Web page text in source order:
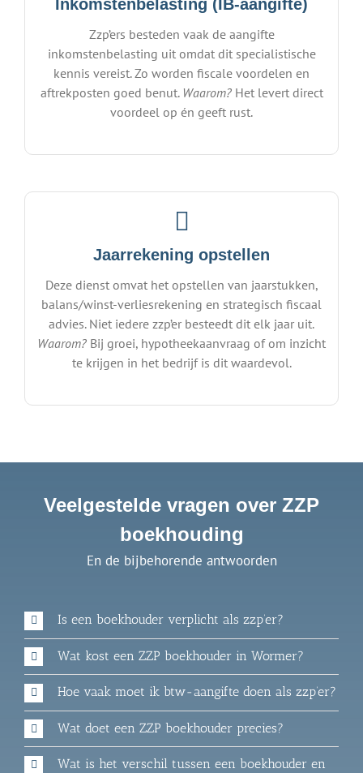
Inkomstenbelasting (IB-aangifte)
Zzp’ers besteden vaak de aangifte
inkomstenbelasting uit omdat dit specialistische
kennis vereist. Zo worden fiscale voordelen en
aftrekposten goed benut. Waarom?Het levert direct
voordeel op én geeft rust.
Jaarrekening opstellen
Deze dienst omvat het opstellen van jaarstukken,
balans/winst-verliesrekening en strategisch fiscaal
advies. Niet iedere zzp’er besteedt dit elk jaar uit.
Waarom? Bij groei, hypotheekaanvraag of om inzicht
te krijgen in het bedrijf is dit waardevol.
Veelgestelde vragen over ZZP
boekhouding
En de bijbehorende antwoorden
Is een boekhouder verplicht als zzp’er?
Wat kost een ZZP boekhouder in Wormer?
Hoe vaak moet ik btw-aangifte doen als zzp’er?
Wat doet een ZZP boekhouder precies?
Wat is het verschil tussen een boekhouder en